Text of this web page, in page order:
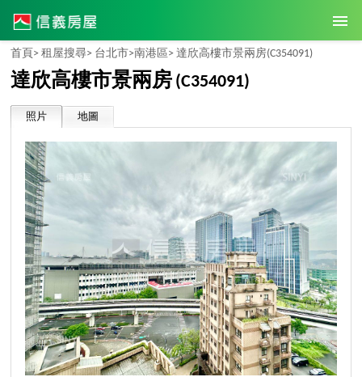
首頁> 租屋搜尋> 台北市>南港區> 達欣高樓市景兩房(C354091)
達欣高樓市景兩房 (C354091)
照片 地圖